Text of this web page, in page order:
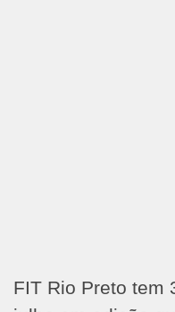
FIT Rio Preto tem